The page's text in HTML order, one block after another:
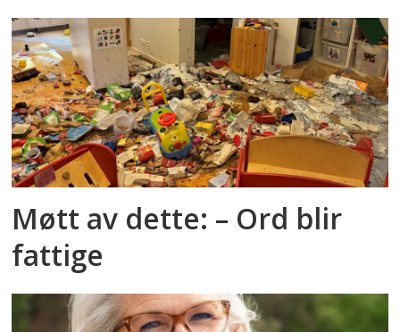
Møtt av dette: – Ord blir
fattige